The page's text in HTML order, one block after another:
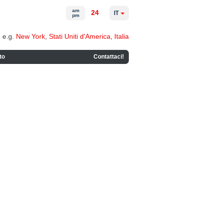
e.g. New York Stati Uniti d'America Italia
Contattaci!
am
pm
24 IT